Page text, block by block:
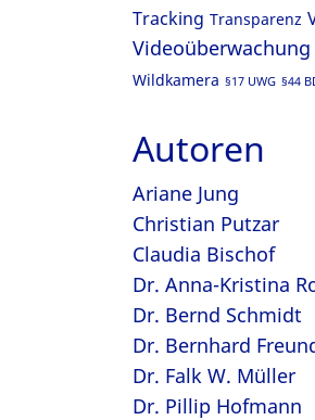
Tracking Transparenz
Videoüberwachung
Wildkamera §17 UWG §44
Autoren
Ariane Jung
Christian Putzar
Claudia Bischof
Dr. Anna-Kristina
Dr. Bernd Schmidt
Dr. Bernhard
Dr. Falk W. Müller
Dr. Pillip Hofmann